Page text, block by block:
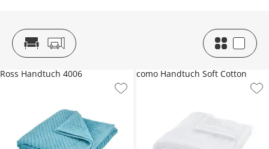
Ross Handtuch 4006 como Handtuch Soft Cotton